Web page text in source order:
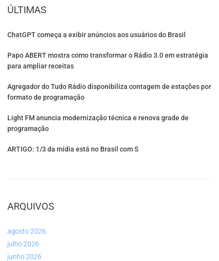
ÚLTIMAS
ChatGPT começa a exibir anúncios aos usuários do Brasil
Papo ABERT mostra como transformar o Rádio 3.0 em estratégia
para ampliar receitas
Agregador do Tudo Rádio disponibiliza contagem de estações por
formato de programação
Light FM anuncia modernização técnica e renova grade de
programação
ARTIGO: 1/3 da mídia está no Brasil com S
ARQUIVOS
agosto 2026
julho 2026
junho 2026